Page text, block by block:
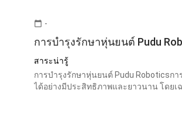
calendar_today -
การบำรุงรักษาหุ่นยนต์ Pudu
สาระน่ารู้
การบำรุงรักษาหุ่นยนต์ Pudu Roboticsก
ได้อย่างมีประสิทธิภาพและยาวนาน โดยเ